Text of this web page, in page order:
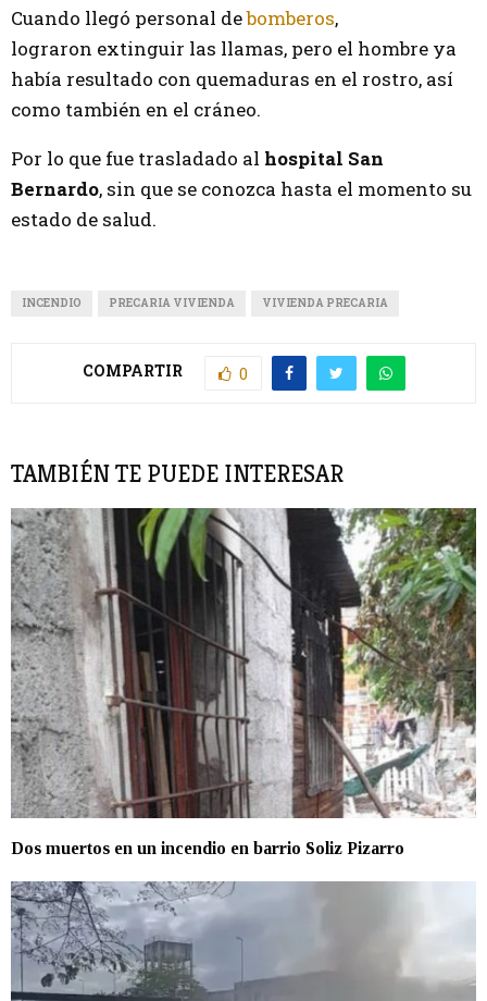
Cuando llegó personal debomberos,
lograron extinguir las llamas, pero el hombre ya
había resultado con quemaduras en el rostro, así
como también en el cráneo.
Por lo que fue trasladado al hospital San
Bernardo, sin que se conozca hasta el momento su
estado de salud.
INCENDIO PRECARIA VIVIENDA VIVIENDA PRECARIA
COMPARTIR 0
TAMBIÉN TE PUEDE INTERESAR
Dos muertos en un incendio en barrio Soliz Pizarro